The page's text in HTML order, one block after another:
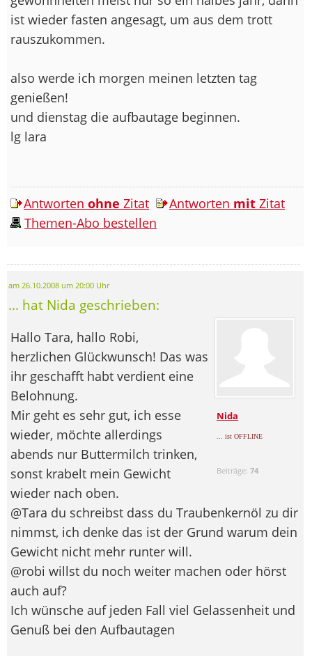
ist wieder fasten angesagt, um aus dem trott
rauszukommen.
also werde ich morgen meinen letzten tag
genießen!
und dienstag die aufbautage beginnen.
lg lara
Antworten ohne Zitat Antworten mit Zitat
Themen-Abo bestellen
am 26.10.2008 um 20:00 Uhr
... hat Nida geschrieben:
Nida
... ist OFFLINE
Beiträge:74
Hallo Tara, hallo Robi,
herzlichen Glückwunsch! Das was
ihr geschafft habt verdient eine
Belohnung.
Mir geht es sehr gut, ich esse
wieder, möchte allerdings
abends nur Buttermilch trinken,
sonst krabelt mein Gewicht
wieder nach oben.
@Tara du schreibst dass du Traubenkernöl zu dir
nimmst, ich denke das ist der Grund warum dein
Gewicht nicht mehr runter will.
@robi willst du noch weiter machen oder hörst
auch auf?
Ich wünsche auf jeden Fall viel Gelassenheit und
Genuß bei den Aufbautagen